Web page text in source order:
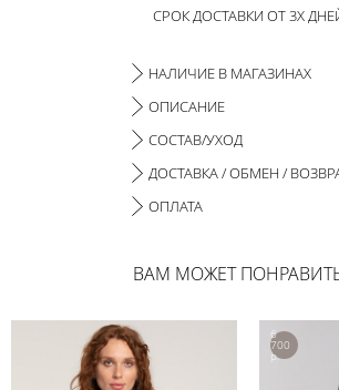
СРОК ДОСТАВКИ ОТ 3Х
НАЛИЧИЕ В МАГАЗИНАХ
ОПИСАНИЕ
СОСТАВ/УХОД
ДОСТАВКА / ОБМЕН /
ОПЛАТА
ВАМ МОЖЕТ
6
700
р.